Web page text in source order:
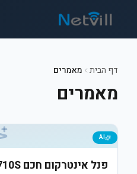
דף הבית מאמרים
מאמרים
AI
פנל אינטרקום חכם DH-G710S: שאלות ותשובות